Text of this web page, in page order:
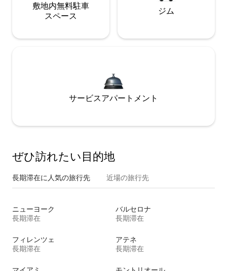
敷地内無料駐⁠車
ス⁠ペ⁠ー⁠ス
ジム
サービスアパートメント
ぜひ訪⁠れ⁠た⁠い目⁠的⁠地
長期滞在に人気の旅行先 近場の旅行先
ニューヨーク
長期滞在
バルセロナ
長期滞在
フィレンツェ
長期滞在
アテネ
長期滞在